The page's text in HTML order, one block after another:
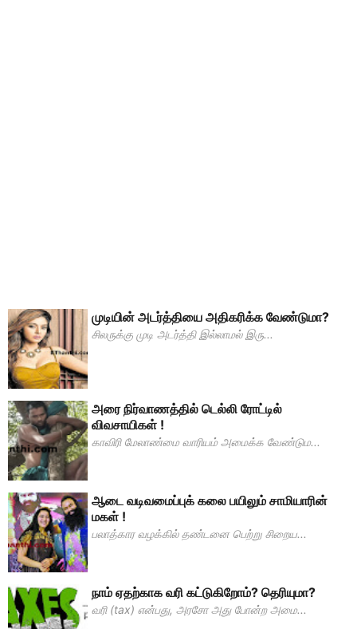
முடியின் அடர்த்தியை அதிகரிக்க வேண்டுமா?
சிலருக்கு முடி அடர்த்தி இல்லாமல் இரு...
அரை நிர்வாணத்தில் டெல்லி ரோட்டில்
விவசாயிகள் !
காவிரி மேலாண்மை வாரியம் அமைக்க வேண்டும...
ஆடை வடிவமைப்புக் கலை பயிலும் சாமியாரின்
மகள் !
பலாத்கார வழக்கில் தண்டனை பெற்று சிறைய...
நாம் ஏதற்காக வரி கட்டுகிறோம்? தெரியுமா?
வரி (tax) என்பது, அரசோ அது போன்ற அமை...